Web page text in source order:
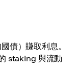
債）賺取利息。
staking 與流動